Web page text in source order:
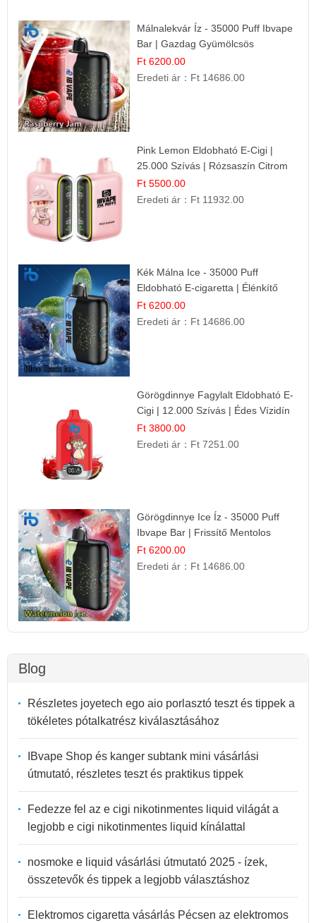
Málnalekvár Íz - 35000 Puff Ibvape
Bar | Gazdag Gyümölcsös
Ízélmény!
Ft 6200.00
Eredeti ár： Ft 14686.00
Pink Lemon Eldobható E-Cigi |
25.000 Szívás | Rózsaszín Citrom
Íz
Ft 5500.00
Eredeti ár： Ft 11932.00
Kék Málna Ice - 35000 Puff
Eldobható E-cigaretta | Élénkítő
Gyümölcsös Frissesség!
Ft 6200.00
Eredeti ár： Ft 14686.00
Görögdinnye Fagylalt Eldobható E-
Cigi | 12.000 Szívás | Édes Vízidín
Íz
Ft 3800.00
Eredeti ár： Ft 7251.00
Görögdinnye Ice Íz - 35000 Puff
Ibvape Bar | Frissítő Mentolos
Élmény!
Ft 6200.00
Eredeti ár： Ft 14686.00
Blog
Részletes joyetech ego aio porlasztó teszt és tippek a
tökéletes pótalkatrész kiválasztásához
IBvape Shop és kanger subtank mini vásárlási
útmutató, részletes teszt és praktikus tippek
Fedezze fel az e cigi nikotinmentes liquid világát a
legjobb e cigi nikotinmentes liquid kínálattal
nosmoke e liquid vásárlási útmutató 2025 - ízek,
összetevők és tippek a legjobb választáshoz
Elektromos cigaretta vásárlás Pécsen az elektromos